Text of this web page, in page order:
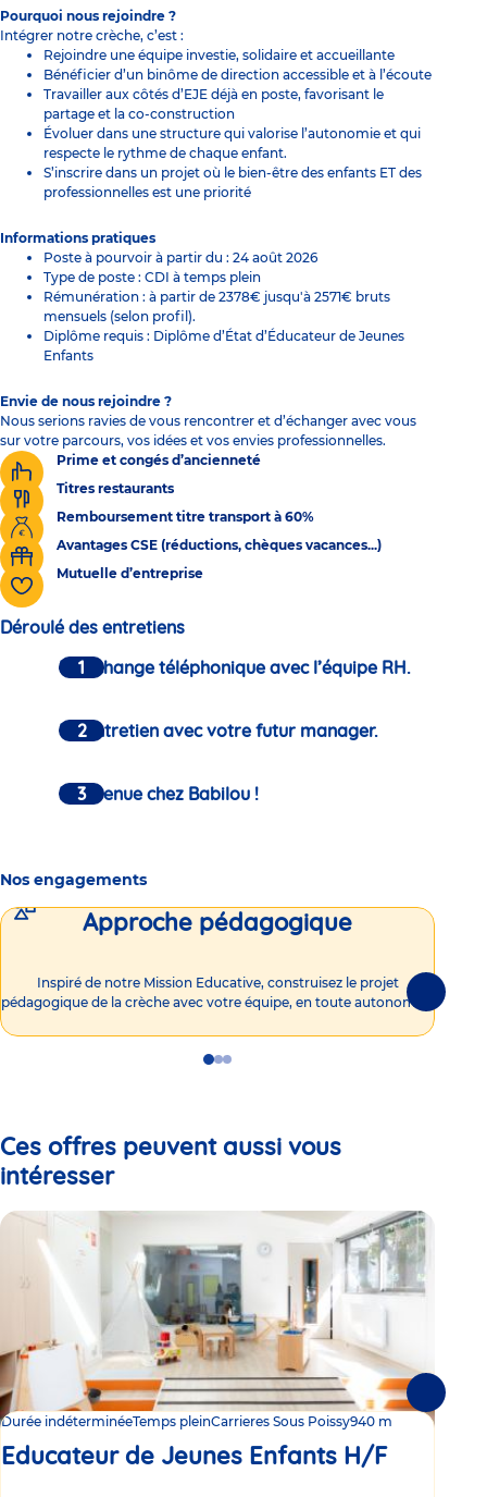
Pourquoi nous rejoindre ?
Intégrer notre crèche, c’est :
Rejoindre une équipe investie, solidaire et accueillante
Bénéficier d’un binôme de direction accessible et à l’écoute
Travailler aux côtés d’EJE déjà en poste, favorisant le
partage et la co-construction
Évoluer dans une structure qui valorise l’autonomie et qui
respecte le rythme de chaque enfant.
S’inscrire dans un projet où le bien-être des enfants ET des
professionnelles est une priorité
Informations pratiques
Poste à pourvoir à partir du : 24 août 2026
Type de poste : CDI à temps plein
Rémunération : à partir de 2378€ jusqu'à 2571€ bruts
mensuels (selon profil).
Diplôme requis : Diplôme d’État d’Éducateur de Jeunes
Enfants
Envie de nous rejoindre ?
Nous serions ravies de vous rencontrer et d’échanger avec vous
sur votre parcours, vos idées et vos envies professionnelles.
Prime et congés d’ancienneté
Titres restaurants
Remboursement titre transport à 60%
Avantages CSE (réductions, chèques vacances...)
Mutuelle d’entreprise
Déroulé des entretiens
Un échange téléphonique avec l’équipe RH.
Un entretien avec votre futur manager.
Bienvenue chez Babilou !
Nos engagements
Approche pédagogique
Inspiré de notre Mission Educative, construisez le projet
pédagogique de la crèche avec votre équipe, en toute autonomie !
GoGoGo
Ces offres peuvent aussi vous
intéresser
Durée indéterminéeTemps pleinCarrieres Sous Poissy940 m
Educateur de Jeunes Enfants H/F